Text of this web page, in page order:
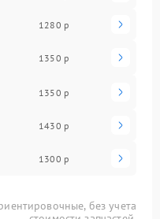
1280 р
1350 р
1350 р
1430 р
1300 р
без учета